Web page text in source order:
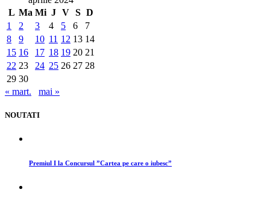
L Ma Mi J V S D
1
2 3 4 5 6
7
8
9 10 11 12 13 14
15 16 17 18 19 20 21
22 23 24 25 26 27 28
29 30
« mart.
mai »
NOUTATI
Premiul I la Concursul ”Cartea pe care o iubesc”